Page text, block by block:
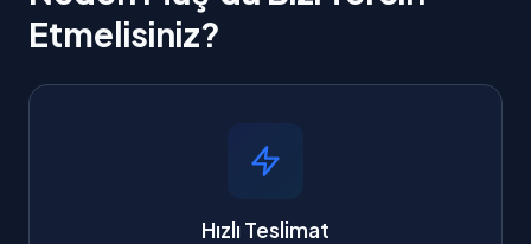
Etmelisiniz?
Hızlı Teslimat